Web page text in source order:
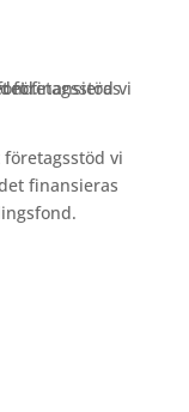
vi
finansieras